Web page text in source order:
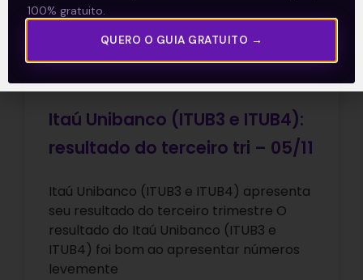
Itaú Unibanco (ITUB3 e ITUB4):
resultado do terceiro tri – 05/11
Itaú Unibanco (ITUB3 e ITUB4) apresenta
seu resultado do terceiro trimestre O
resultado do Itaú Unibanco (ITUB3 e
ITUB4) foi bom ao apresentar números
levemente
100% gratuito.
QUERO O GUIA GRATUITO →